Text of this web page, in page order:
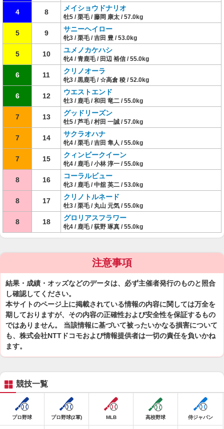
4 8 メイショウドナリオ
牡5 / 栗毛 / 藤岡 康太 / 57.0kg
5 9 サニーヘイロー
牝3 / 栗毛 / 吉田 豊 / 53.0kg
5 10 ユメノカケハシ
牝4 / 青鹿毛 / 田辺 裕信 / 55.0kg
6 11 クリノオーラ
牝3 / 黒鹿毛 / ☆高倉 稜 / 52.0kg
6 12 ウエストエンド
牡3 / 鹿毛 / 和田 竜二 / 55.0kg
7 13 グッドリーズン
牡5 / 芦毛 / 村田 一誠 / 57.0kg
7 14 サクラオハナ
牝4 / 栗毛 / 吉田 隼人 / 55.0kg
7 15 クィンビークイーン
牝4 / 鹿毛 / 小林 淳一 / 55.0kg
8 16 コーラルビュー
牝3 / 鹿毛 / 中舘 英二 / 53.0kg
8 17 クリノトルネード
牡3 / 栗毛 / 丸山 元気 / 55.0kg
8 18 グロリアスフラワー
牝4 / 鹿毛 / 荻野 琢真 / 55.0kg
注意事項
結果・成績・オッズなどのデータは、必ず主催者発行のものと照合
し確認してください。
本サイトのページ上に掲載されている情報の内容に関しては万全を
期しておりますが、その内容の正確性および安全性を保証するもの
ではありません。 当該情報に基づいて被ったいかなる損害について
も、株式会社NTTドコモおよび情報提供者は一切の責任を負いかね
ます。
競技一覧
プロ野球 プロ野球(2軍) MLB 高校野球 侍ジャパン